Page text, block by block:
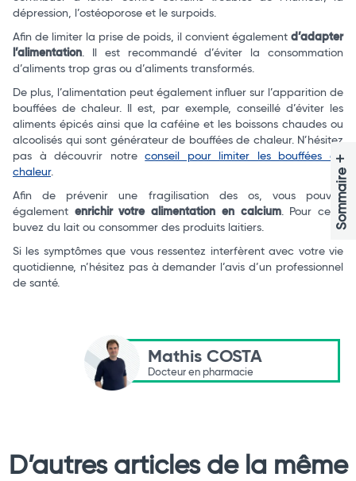
Sommaire
+
dépression, l’ostéoporose et le surpoids.
Afin de limiter la prise de poids, il convient également d’adapter
l’alimentation. Il est recommandé d’éviter la consommation
d’aliments trop gras ou d’aliments transformés.
De plus, l’alimentation peut également influer sur l’apparition de
bouffées de chaleur. Il est, par exemple, conseillé d’éviter les
aliments épicés ainsi que la caféine et les boissons chaudes ou
alcoolisés qui sont générateur de bouffées de chaleur. N’hésitez
pas à découvrir notreconseil pour limiter les bouffées de
chaleur.
Afin de prévenir une fragilisation des os, vous pouvez
également enrichir votre alimentation en calcium. Pour cela,
buvez du lait ou consommer des produits laitiers.
Si les symptômes que vous ressentez interfèrent avec votre vie
quotidienne, n’hésitez pas à demander l’avis d’un professionnel
de santé.
Mathis COSTA
Docteur en pharmacie
D’autres articles de la même